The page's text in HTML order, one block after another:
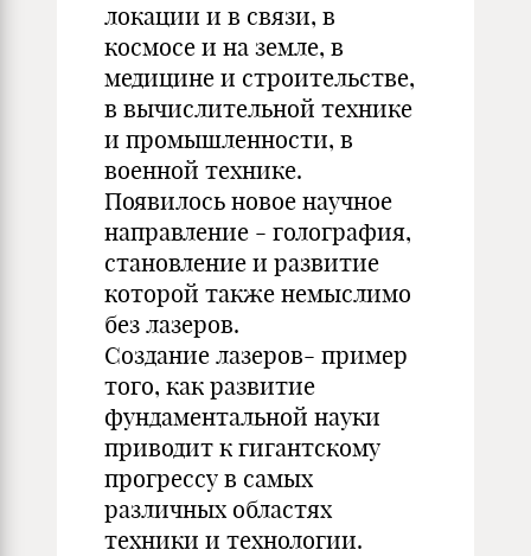
локации и в связи, в
космосе и на земле, в
медицине и строительстве,
в вычислительной технике
и промышленности, в
военной технике.
Появилось новое научное
направление - голография,
становление и развитие
которой также немыслимо
без лазеров.
Создание лазеров- пример
того, как развитие
фундаментальной науки
приводит к гигантскому
прогрессу в самых
различных областях
техники и технологии.